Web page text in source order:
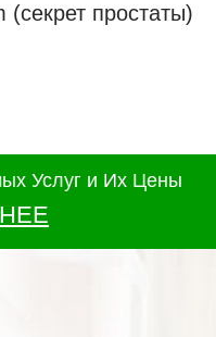
простаты)
Услуг и Их Цены